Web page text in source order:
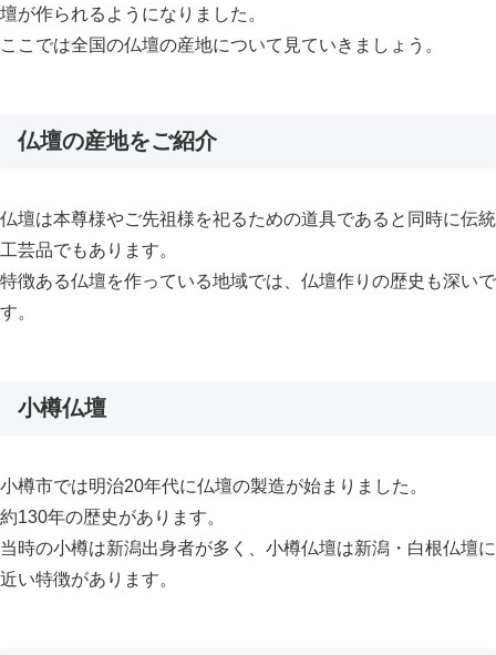
壇が作られるようになりました。
ここでは全国の仏壇の産地について見ていきましょう。
仏壇の産地をご紹介
仏壇は本尊様やご先祖様を祀るための道具であると同時に伝統
工芸品でもあります。
特徴ある仏壇を作っている地域では、仏壇作りの歴史も深いで
す。
小樽仏壇
小樽市では明治20年代に仏壇の製造が始まりました。
約130年の歴史があります。
当時の小樽は新潟出身者が多く、小樽仏壇は新潟・白根仏壇に
近い特徴があります。